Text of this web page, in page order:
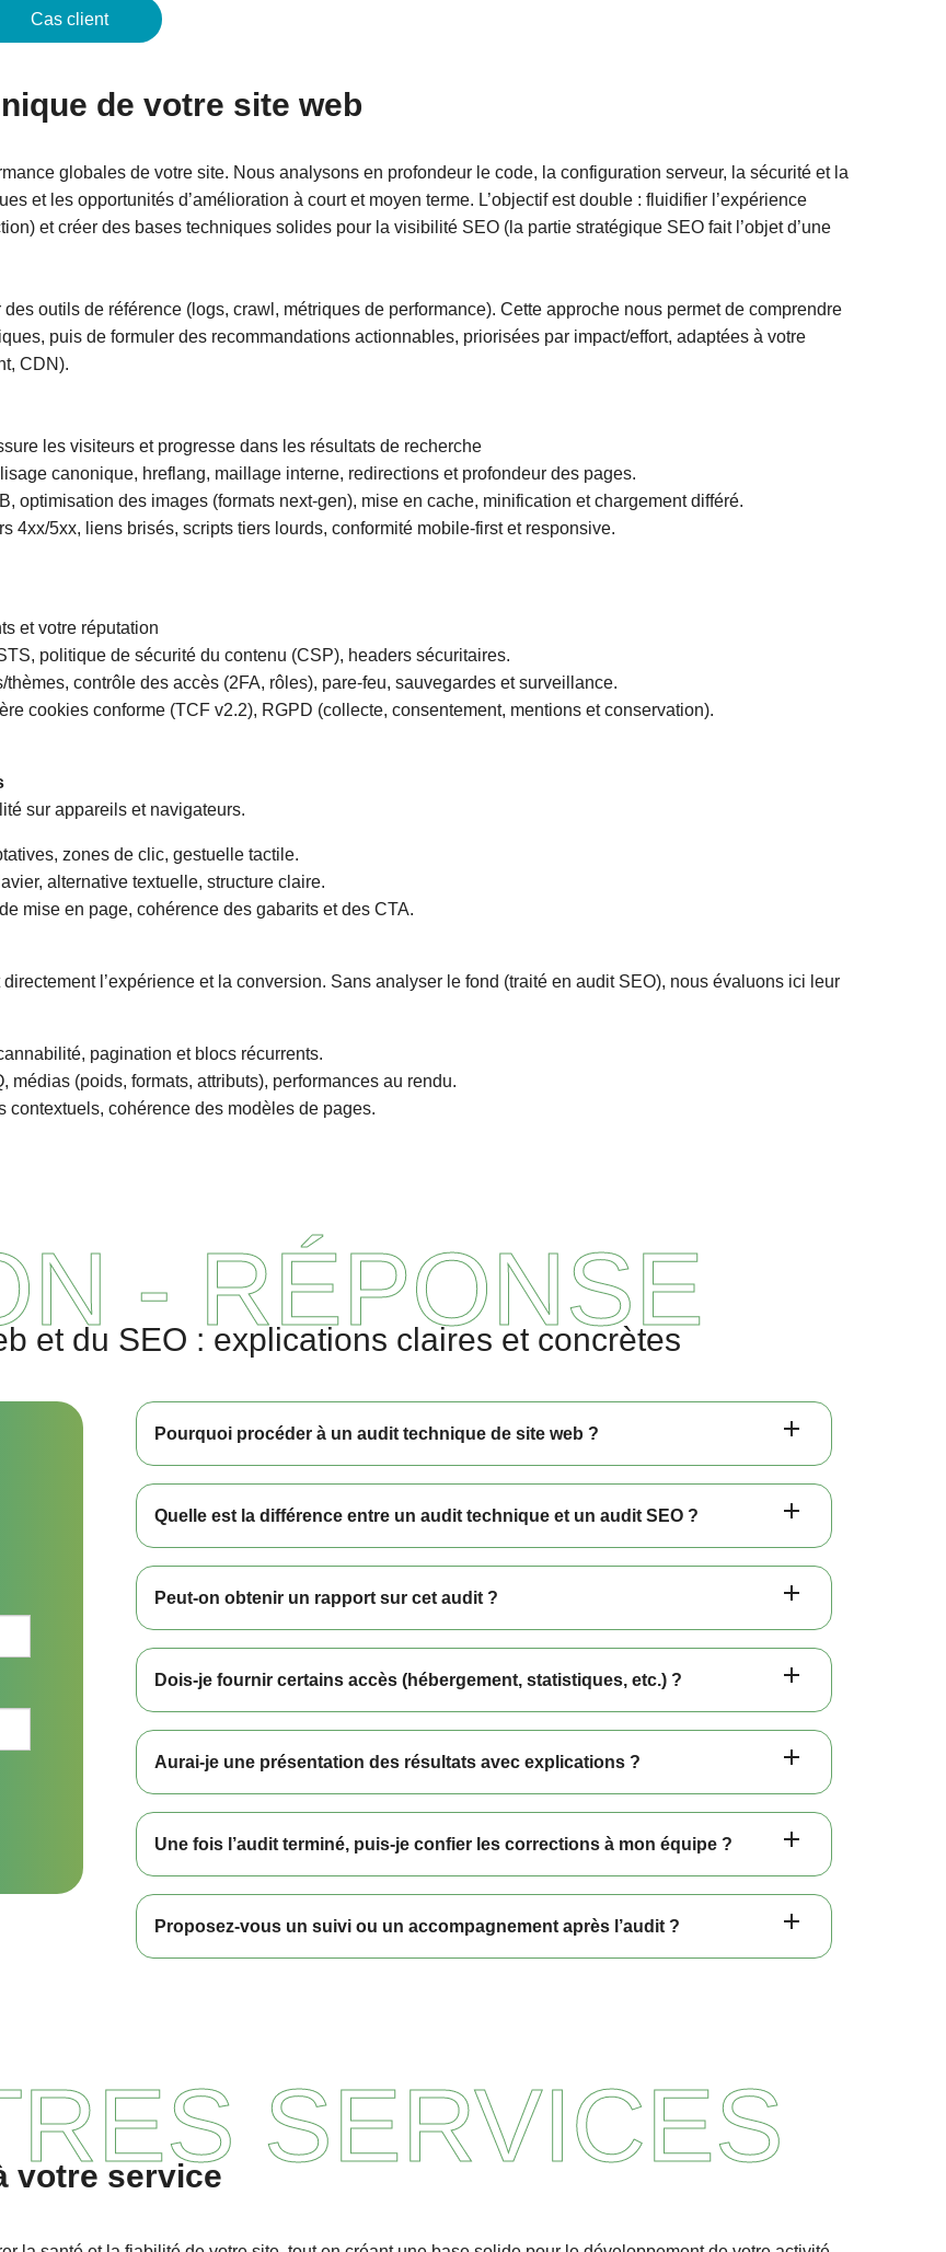
Cas client
de votre site web
globales de votre site. Nous analysons en profondeur le code, la configuration serveur, la sécurité et la
et les opportunités d’amélioration à court et moyen terme. L’objectif est double : fluidifier l’expérience
et créer des bases techniques solides pour la visibilité SEO (la partie stratégique SEO fait l’objet d’une
outils de référence (logs, crawl, métriques de performance). Cette approche nous permet de comprendre
puis de formuler des recommandations actionnables, priorisées par impact/effort, adaptées à votre
CDN).
les visiteurs et progresse dans les résultats de recherche
canonique, hreflang, maillage interne, redirections et profondeur des pages.
optimisation des images (formats next-gen), mise en cache, minification et chargement différé.
4xx/5xx, liens brisés, scripts tiers lourds, conformité mobile-first et responsive.
et votre réputation
politique de sécurité du contenu (CSP), headers sécuritaires.
contrôle des accès (2FA, rôles), pare-feu, sauvegardes et surveillance.
cookies conforme (TCF v2.2), RGPD (collecte, consentement, mentions et conservation).
sur appareils et navigateurs.
zones de clic, gestuelle tactile.
alternative textuelle, structure claire.
mise en page, cohérence des gabarits et des CTA.
l’expérience et la conversion. Sans analyser le fond (traité en audit SEO), nous évaluons ici leur
pagination et blocs récurrents.
médias (poids, formats, attributs), performances au rendu.
contextuels, cohérence des modèles de pages.
- RÉPONSE
et du SEO : explications claires et concrètes
Pourquoi procéder à un audit technique de site web ?
Quelle est la différence entre un audit technique et un audit SEO ?
Peut-on obtenir un rapport sur cet audit ?
Dois-je fournir certains accès (hébergement, statistiques, etc.) ?
Aurai-je une présentation des résultats avec explications ?
Une fois l’audit terminé, puis-je confier les corrections à mon équipe ?
Proposez-vous un suivi ou un accompagnement après l’audit ?
SERVICES
votre service